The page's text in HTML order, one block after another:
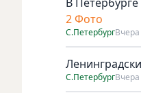
2 Фото
С.Петербург
С.Петербург